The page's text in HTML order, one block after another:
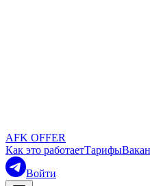
AFK OFFER
Как это работаетТарифы
Войти